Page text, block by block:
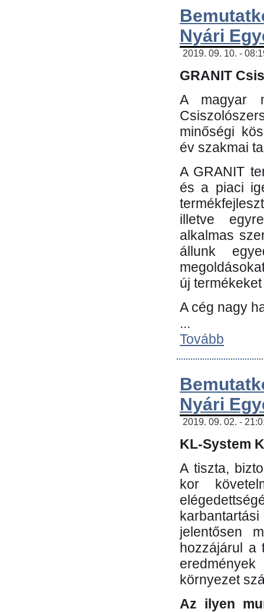
Nyári
2019. 09. 10. -
GRANIT
A magyar
minőségi
év szakmai
A GRANIT
és a piaci
illetve
alkalmas
állunk
új
A cég nagy
...
Tovább
Nyári
2019. 09. 02. -
KL-System
A tiszta,
kor
jelentősen
hozzájárul a
környezet
Az ilyen